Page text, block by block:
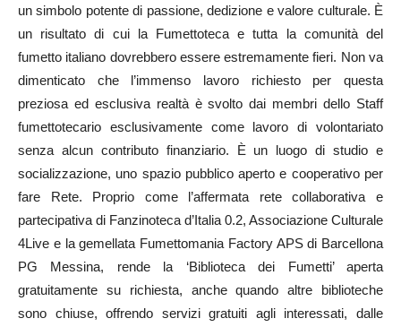
un simbolo potente di passione, dedizione e valore culturale. È
un risultato di cui la Fumettoteca e tutta la comunità del
fumetto italiano dovrebbero essere estremamente fieri. Non va
dimenticato che l’immenso lavoro richiesto per questa
preziosa ed esclusiva realtà è svolto dai membri dello Staff
fumettotecario esclusivamente come lavoro di volontariato
senza alcun contributo finanziario. È un luogo di studio e
socializzazione, uno spazio pubblico aperto e cooperativo per
fare Rete. Proprio come l’affermata rete collaborativa e
partecipativa di Fanzinoteca d’Italia 0.2, Associazione Culturale
4Live e la gemellata Fumettomania Factory APS di Barcellona
PG Messina, rende la ‘Biblioteca dei Fumetti’ aperta
gratuitamente su richiesta, anche quando altre biblioteche
sono chiuse, offrendo servizi gratuiti agli interessati, dalle